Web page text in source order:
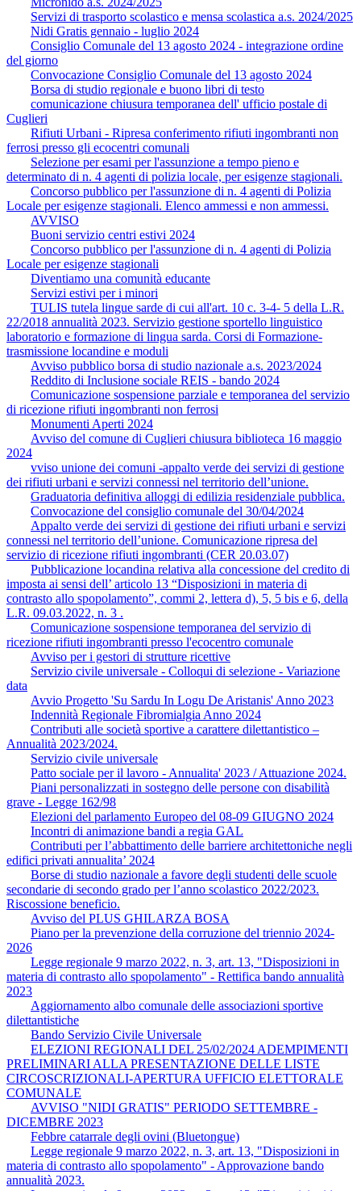
Servizi di trasporto scolastico e mensa scolastica a.s. 2024/2025
Nidi Gratis gennaio - luglio 2024
Consiglio Comunale del 13 agosto 2024 - integrazione ordine
del giorno
Convocazione Consiglio Comunale del 13 agosto 2024
Borsa di studio regionale e buono libri di testo
comunicazione chiusura temporanea dell' ufficio postale di
Cuglieri
Rifiuti Urbani - Ripresa conferimento rifiuti ingombranti non
ferrosi presso gli ecocentri comunali
Selezione per esami per l'assunzione a tempo pieno e
determinato di n. 4 agenti di polizia locale, per esigenze stagionali.
Concorso pubblico per l'assunzione di n. 4 agenti di Polizia
Locale per esigenze stagionali. Elenco ammessi e non ammessi.
AVVISO
Buoni servizio centri estivi 2024
Concorso pubblico per l'assunzione di n. 4 agenti di Polizia
Locale per esigenze stagionali
Diventiamo una comunità educante
Servizi estivi per i minori
TULIS tutela lingue sarde di cui all'art. 10 c. 3-4- 5 della L.R.
22/2018 annualità 2023. Servizio gestione sportello linguistico
laboratorio e formazione di lingua sarda. Corsi di Formazione-
trasmissione locandine e moduli
Avviso pubblico borsa di studio nazionale a.s. 2023/2024
Reddito di Inclusione sociale REIS - bando 2024
Comunicazione sospensione parziale e temporanea del servizio
di ricezione rifiuti ingombranti non ferrosi
Monumenti Aperti 2024
Avviso del comune di Cuglieri chiusura biblioteca 16 maggio
2024
vviso unione dei comuni -appalto verde dei servizi di gestione
dei rifiuti urbani e servizi connessi nel territorio dell’unione.
Graduatoria definitiva alloggi di edilizia residenziale pubblica.
Convocazione del consiglio comunale del 30/04/2024
Appalto verde dei servizi di gestione dei rifiuti urbani e servizi
connessi nel territorio dell’unione. Comunicazione ripresa del
servizio di ricezione rifiuti ingombranti (CER 20.03.07)
Pubblicazione locandina relativa alla concessione del credito di
imposta ai sensi dell’ articolo 13 “Disposizioni in materia di
contrasto allo spopolamento”, commi 2, lettera d), 5, 5 bis e 6, della
L.R. 09.03.2022, n. 3 .
Comunicazione sospensione temporanea del servizio di
ricezione rifiuti ingombranti presso l'ecocentro comunale
Avviso per i gestori di strutture ricettive
Servizio civile universale - Colloqui di selezione - Variazione
data
Avvio Progetto 'Su Sardu In Logu De Aristanis' Anno 2023
Indennità Regionale Fibromialgia Anno 2024
Contributi alle società sportive a carattere dilettantistico –
Annualità 2023/2024.
Servizio civile universale
Patto sociale per il lavoro - Annualita' 2023 / Attuazione 2024.
Piani personalizzati in sostegno delle persone con disabilità
grave - Legge 162/98
Elezioni del parlamento Europeo del 08-09 GIUGNO 2024
Incontri di animazione bandi a regia GAL
Contributi per l’abbattimento delle barriere architettoniche negli
edifici privati annualita’ 2024
Borse di studio nazionale a favore degli studenti delle scuole
secondarie di secondo grado per l’anno scolastico 2022/2023.
Riscossione beneficio.
Avviso del PLUS GHILARZA BOSA
Piano per la prevenzione della corruzione del triennio 2024-
2026
Legge regionale 9 marzo 2022, n. 3, art. 13, "Disposizioni in
materia di contrasto allo spopolamento" - Rettifica bando annualità
2023
Aggiornamento albo comunale delle associazioni sportive
dilettantistiche
Bando Servizio Civile Universale
ELEZIONI REGIONALI DEL 25/02/2024 ADEMPIMENTI
PRELIMINARI ALLA PRESENTAZIONE DELLE LISTE
CIRCOSCRIZIONALI-APERTURA UFFICIO ELETTORALE
COMUNALE
AVVISO "NIDI GRATIS" PERIODO SETTEMBRE -
DICEMBRE 2023
Febbre catarrale degli ovini (Bluetongue)
Legge regionale 9 marzo 2022, n. 3, art. 13, "Disposizioni in
materia di contrasto allo spopolamento" - Approvazione bando
annualità 2023.